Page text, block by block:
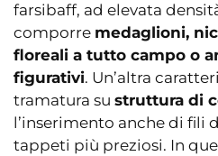
farsibaff, ad elevata
comporre medaglioni,
floreali a tutto campo o
figurativi. Un’altra
tramatura su struttura di
l’inserimento anche di fili
tappeti più preziosi. In